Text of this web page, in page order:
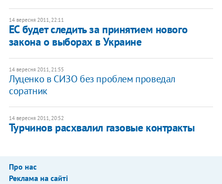
14 вересня 2011, 22:11
ЕС будет следить за принятием нового
закона о выборах в Украине
14 вересня 2011, 21:55
Луценко в СИЗО без проблем проведал
соратник
14 вересня 2011, 20:52
Турчинов расхвалил газовые контракты
Про нас
Реклама на сайті